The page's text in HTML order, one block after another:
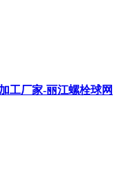
工厂家-丽江螺栓球网